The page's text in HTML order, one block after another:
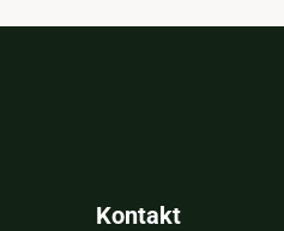
Kontakt